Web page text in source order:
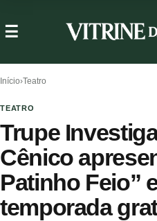
Início›Teatro
TEATRO
Trupe
Cênico
Patinho Feio”
temporada